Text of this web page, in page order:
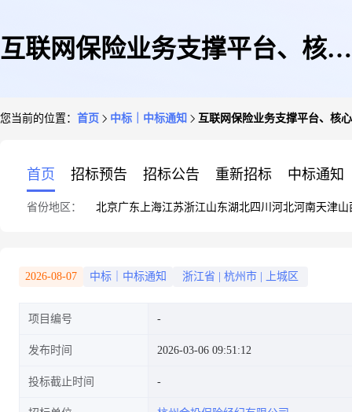
互联网保险业务支撑平台、核心
您当前的位置： 首页 中标｜中标通知 互联网保险业务支撑平台、核
首页 招标预告 招标公告 重新招标 中标通知
省份地区： 北京广东 上海江苏浙江山东湖北四川 河北河南天津山
2026-08-07 中标｜中标通知 浙江省 杭州市 上城区
项目编号
发布时间 2026-03-06 09:51:12
投标截止时间